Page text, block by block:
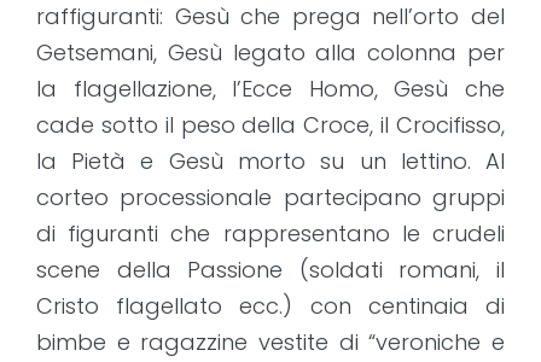
raffiguranti: Gesù che prega nell’orto del
Getsemani, Gesù legato alla colonna per
la flagellazione, l’Ecce Homo, Gesù che
cade sotto il peso della Croce, il Crocifisso,
la Pietà e Gesù morto su un lettino. Al
corteo processionale partecipano gruppi
di figuranti che rappresentano le crudeli
scene della Passione (soldati romani, il
Cristo flagellato ecc.) con centinaia di
bimbe e ragazzine vestite di “veroniche e